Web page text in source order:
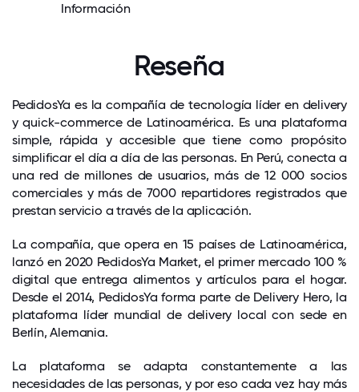
Información
Reseña
PedidosYa es la compañía de tecnología líder en delivery
y quick-commerce de Latinoamérica. Es una plataforma
simple, rápida y accesible que tiene como propósito
simplificar el día a día de las personas. En Perú, conecta a
una red de millones de usuarios, más de 12 000 socios
comerciales y más de 7000 repartidores registrados que
prestan servicio a través de la aplicación.
La compañía, que opera en 15 países de Latinoamérica,
lanzó en 2020 PedidosYa Market, el primer mercado 100 %
digital que entrega alimentos y artículos para el hogar.
Desde el 2014, PedidosYa forma parte de Delivery Hero, la
plataforma líder mundial de delivery local con sede en
Berlín, Alemania.
La plataforma se adapta constantemente a las
necesidades de las personas, y por eso cada vez hay más